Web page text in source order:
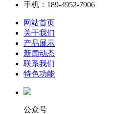
手机：189-4952-7906
网站首页
关于我们
产品展示
新闻动态
联系我们
特色功能
公众号